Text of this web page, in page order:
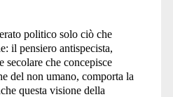
politico solo ciò che
il pensiero antispecista,
secolare che concepisce
del non umano, comporta la
questa visione della